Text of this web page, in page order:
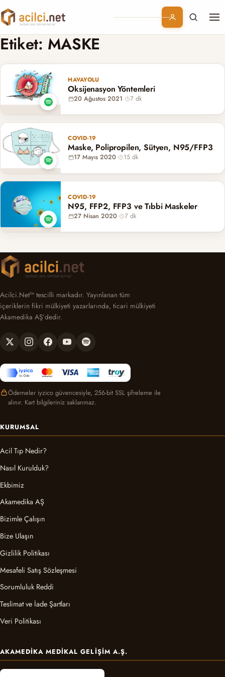
Branşlar
Konular
Kurumsal
Abonelik
Etiket: MASKE
HAVAYOLU
Oksijenasyon Yöntemleri
20 Ağustos 2021· 7 dk
COVID-19
Maske, Polipropilen, Sütyen, N95/FFP3
17 Mayıs 2020· 15 dk
COVID-19
N95, FFP2, FFP3 ve Tıbbi Maskeler
27 Nisan 2020· 7 dk
Acilci.Net™ tescilli markadır. Yayınlanan tüm
içeriklerin fikri mülkiyeti yazarlarında, ticari mülkiyeti
Akamedika AŞ’dedir.
Ödemeler iyzico güvencesiyle, 256-bit SSL şifreleme ile
alınır. Kart bilgileriniz saklanmaz.
KURUMSAL
Acil Tıp Nedir?
Nasıl Kurulduk?
Ekbimiz
Akamedika AŞ
Bizimle Çalışın
Bize Ulaşın
Gizlilik Politikası
Mesafeli Satış Sözleşmesi
Sorumluluk Reddi
Teslimat ve İade Şartları
Veri Politikası
AKAMEDIKA MEDIKAL GELIŞIM A.Ş.